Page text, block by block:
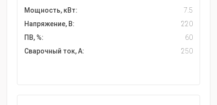
Мощность, кВт:
7.5
Напряжение, В:
220
ПВ, %:
60
Сварочный ток, А:
250